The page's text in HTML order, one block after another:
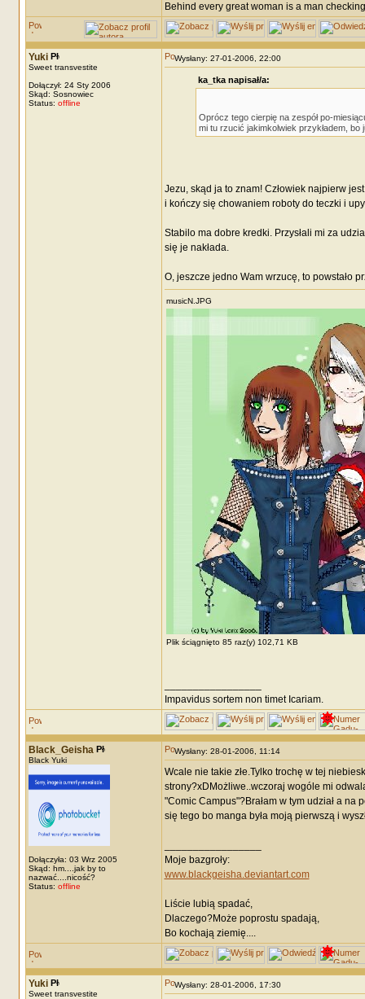
Behind every great woman is a man
Yuki
Sweet transvestite
Dołączył: 24 Sty 2006
Skąd: Sosnowiec
Status: offline
Wysłany: 27-01-2006, 22:00
ka_tka napisał/a:
Oprócz tego cierpię na zespół po-
mi tu rzucić jakimkolwiek przykładem,
Jezu, skąd ja to znam! Człowiek najpierw
i kończy się chowaniem roboty do teczki i
Stabilo ma dobre kredki. Przysłali mi za
się je nakłada.
O, jeszcze jedno Wam wrzucę, to powstało
musicN.JPG
Plik ściągnięto 85 raz(y) 102,71 KB
Impavidus sortem non timet Icariam.
Black_Geisha
Black Yuki
Dołączyła: 03 Wrz 2005
Skąd: hm....jak by to
nazwać....nicość?
Status: offline
Wysłany: 28-01-2006, 11:14
Wcale nie takie złe.Tylko trochę w tej
strony?xDMożliwe..wczoraj wogóle mi
"Comic Campus"?Brałam w tym udział a na
się tego bo manga była moją pierwszą i
Moje bazgroły:
www.blackgeisha.deviantart.com
Liście lubią spadać,
Dlaczego?Może poprostu spadają,
Bo kochają ziemię....
Yuki
Sweet transvestite
Wysłany: 28-01-2006, 17:30